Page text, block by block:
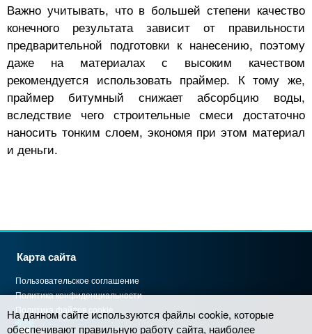
Важно учитывать, что в большей степени качество
конечного результата зависит от правильности
предварительной подготовки к нанесению, поэтому
даже на материалах с высоким качеством
рекомендуется использовать праймер. К тому же,
праймер битумный снижает абсорбцию воды,
вследствие чего строительные смеси достаточно
наносить тонким слоем, экономя при этом материал
и деньги.
Пользовательское соглашение
Политика конфиденциальности
Политика файлов cookie
Карта сайта
На данном сайте используются файлы cookie, которые
обеспечивают правильную работу сайта, наиболее